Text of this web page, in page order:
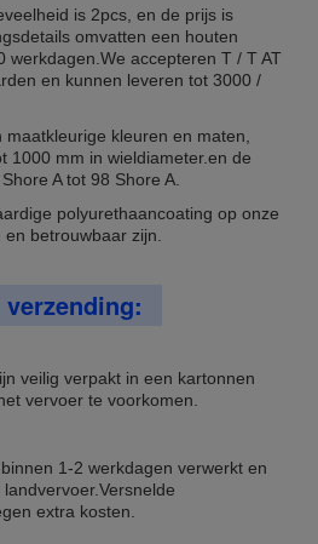
is 2pcs, en de prijs is
omvatten een houten
werkdagen.We accepteren T / T AT
en kunnen leveren tot 3000 /
kleuren en maten,
1000 mm in wieldiameter.en de
A tot 98 Shore A.
polyurethaancoating op onze
betrouwbaar zijn.
veilig verpakt in een kartonnen
vervoer te voorkomen.
1-2 werkdagen verwerkt en
extra kosten.